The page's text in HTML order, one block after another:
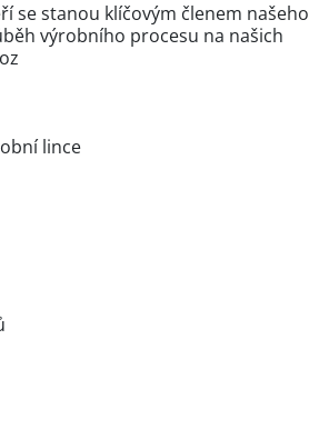
se stanou klíčovým členem našeho
výrobního procesu na našich
lince